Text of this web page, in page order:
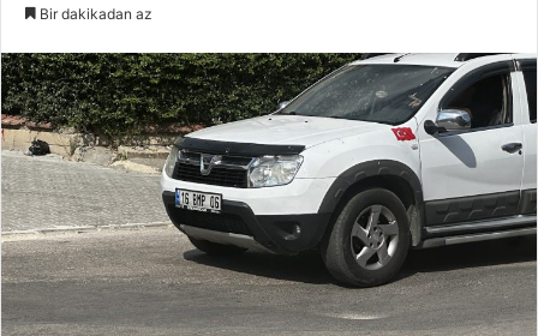
göndermek
Bir dakikadan az